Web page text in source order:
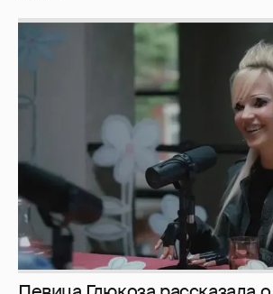
Певица Глюкоза рассказала
эротического журнала
3